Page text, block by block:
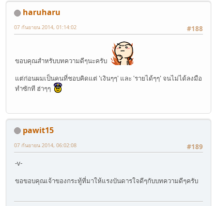
haruharu
#188
07 กันยายน 2014, 01:14:02
ขอบคุณสำหรับบทความดีๆนะครับ
แต่ก่อนผมเป็นคนที่ชอบคิดแต่ 'เงินๆๆ' และ 'รายได้ๆๆ' จนไม่ได้ลงมือ
ทำซักที ฮ่าๆๆ
pawit15
#189
07 กันยายน 2014, 06:02:08
-v-
ขอขอบคุณเจ้าของกระทู้ที่มาให้แรงบันดารใจดีๆกับบทความดีๆครับ